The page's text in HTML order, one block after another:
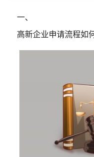
一、
高新企业申请流程如